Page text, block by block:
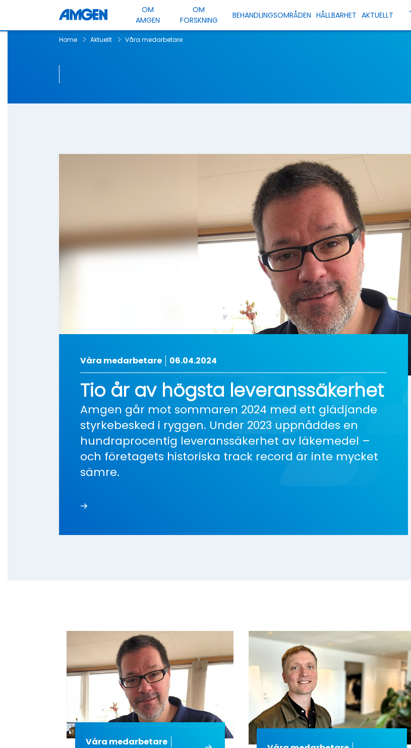
OM
AMGEN
OM
FORSKNING
BEHANDLINGSOMRÅDEN HÅLLBARHET AKTUELLT
Home Aktuellt Våra medarbetare
Våra medarbetare 06.04.2024
Tio år av högsta leveranssäkerhet
Amgen går mot sommaren 2024 med ett glädjande
styrkebesked i ryggen. Under 2023 uppnåddes en
hundraprocentig leveranssäkerhet av läkemedel –
och företagets historiska track record är inte mycket
sämre.
Våra medarbetare